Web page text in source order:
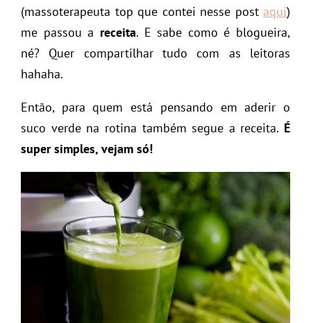
(massoterapeuta top que contei nesse post aqui)
me passou a receita. E sabe como é blogueira,
né? Quer compartilhar tudo com as leitoras
hahaha.
Então, para quem está pensando em aderir o
suco verde na rotina também segue a receita. É
super simples, vejam só!